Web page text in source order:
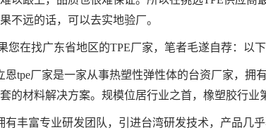
不远的话，可以去实地验厂。
您在找广东省地区的TPE厂家，笔者毛遂自荐：以
恩tpe厂家是一家从事热塑性弹性体的台资厂家，拥
的材料解决方案。规模位居行业之首，橡塑胶行业
有丰富专业研发团队，引进台湾研发技术，产品几